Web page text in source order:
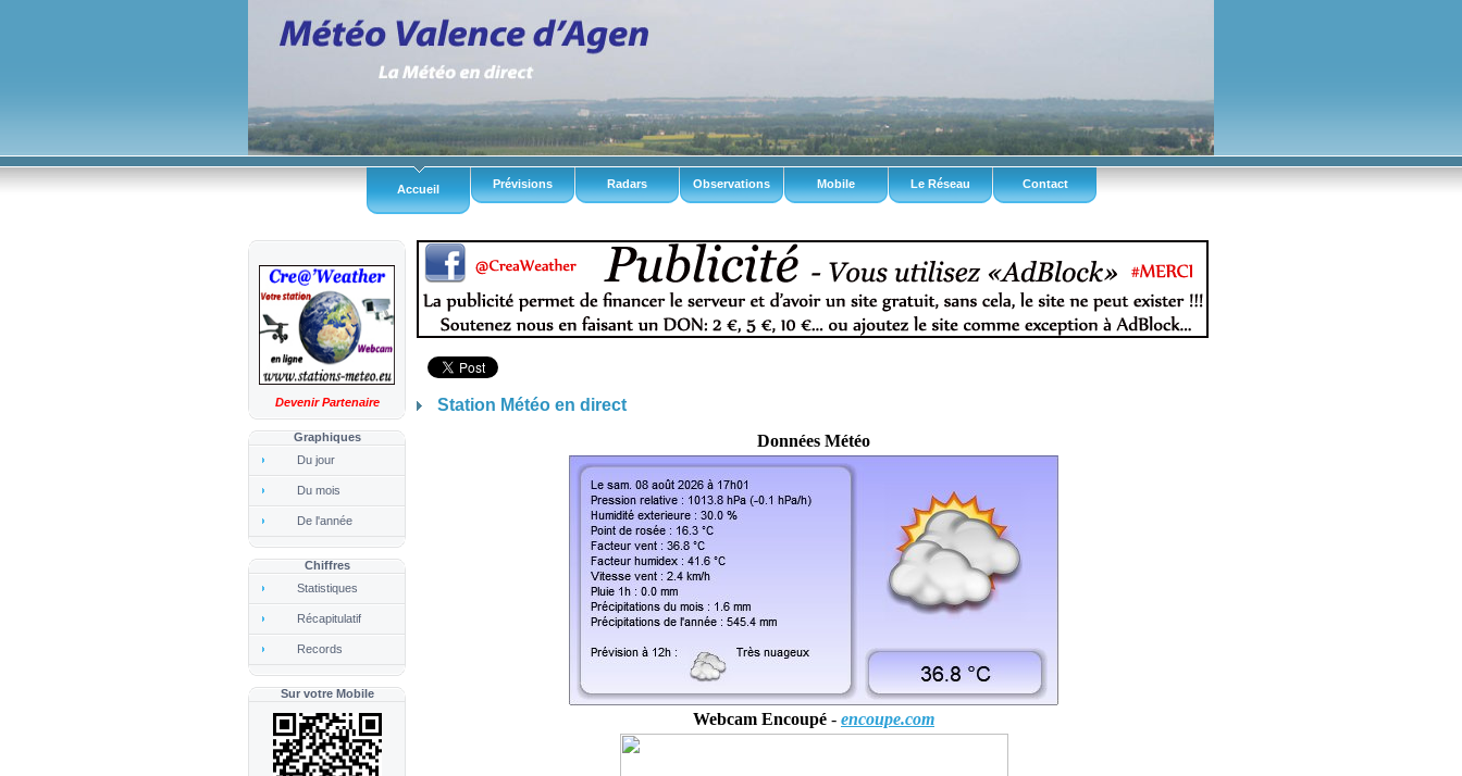
Accueil Prévisions Radars Observations Mobile Le Réseau Contact
Devenir Partenaire
Graphiques
Du jour
Du mois
De l'année
Chiffres
Statistiques
Récapitulatif
Records
Sur votre Mobile
Station Météo en direct
Données Météo
Webcam Encoupé - encoupe.com